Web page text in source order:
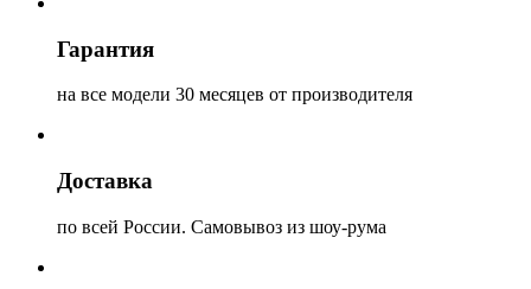
Гарантия
на все модели 30 месяцев от производителя
Доставка
по всей России. Самовывоз из шоу-рума